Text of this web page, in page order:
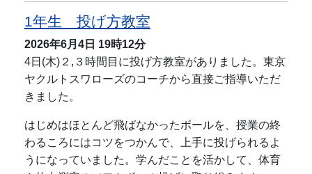
1年生 投げ方教室
2026年6月4日 19時12分
4日(木)２,３時間目に投げ方教室がありました。東京
ヤクルトスワローズのコーチから直接ご指導いただ
きました。
はじめはほとんど飛ばなかったボールを、授業の終
わるころにはコツをつかんで、上手に投げられるよ
うになっていました。学んだことを活かして、体育